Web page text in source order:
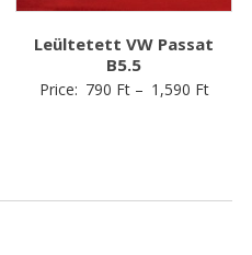
Leültetett VW Passat
B5.5
Price: 790 Ft– 1,590 Ft